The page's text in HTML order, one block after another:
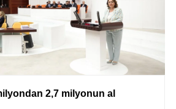
2,7 milyonun al